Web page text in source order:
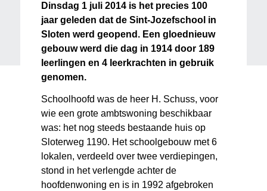
Dinsdag 1 juli 2014 is het precies 100
jaar geleden dat de Sint-Jozefschool in
Sloten werd geopend. Een gloednieuw
gebouw werd die dag in 1914 door 189
leerlingen en 4 leerkrachten in gebruik
genomen.
Schoolhoofd was de heer H. Schuss, voor
wie een grote ambtswoning beschikbaar
was: het nog steeds bestaande huis op
Sloterweg 1190. Het schoolgebouw met 6
lokalen, verdeeld over twee verdiepingen,
stond in het verlengde achter de
hoofdenwoning en is in 1992 afgebroken